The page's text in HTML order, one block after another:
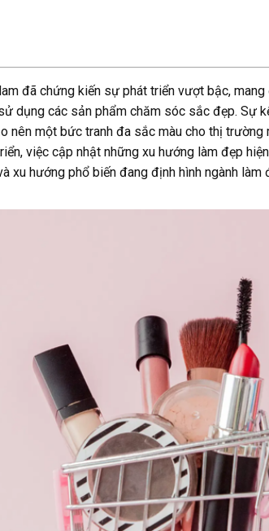
đã chứng kiến sự phát triển vượt bậc, mang
dụng các sản phẩm chăm sóc sắc đẹp. Sự
nên một bức tranh đa sắc màu cho thị trường
việc cập nhật những xu hướng làm đẹp
xu hướng phổ biến đang định hình ngành làm